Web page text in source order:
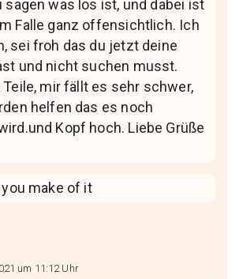
sagen was los ist, und dabei ist
Falle ganz offensichtlich. Ich
sei froh das du jetzt deine
und nicht suchen musst.
mir fällt es sehr schwer,
helfen das es noch
Kopf hoch. Liebe Grüße
make of it
um 11:12 Uhr